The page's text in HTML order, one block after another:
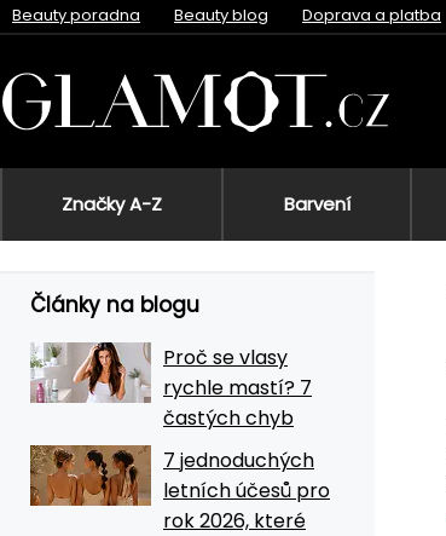
Beauty poradna Beauty blog Doprava a platba
Značky A-Z Barvení
Články na blogu
Proč se vlasy
rychle mastí? 7
častých chyb
7 jednoduchých
letních účesů pro
rok 2026, které